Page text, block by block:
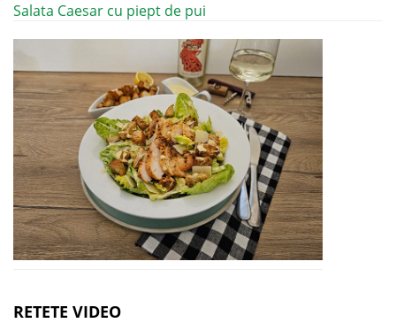
Salata Caesar cu piept de pui
RETETE VIDEO